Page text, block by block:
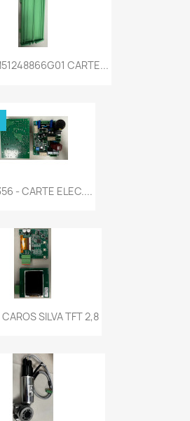
CARTE...
- CARTE ELEC....
SILVA TFT 2,8